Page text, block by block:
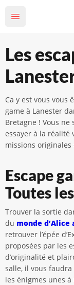
Les
Ca y est vous vous
game à Lanester
Bretagne ! Vous ne
essayer à la réalité
missions originales
Escape
Toutes
Trouver la sortie
du monde
retrouver l’épée
proposées par les
d’originalité et
salle, il vous
les énigmes unes